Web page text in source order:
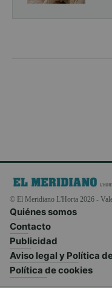
© El Meridiano L'Horta 2026 -
Quiénes somos
Contacto
Publicidad
Aviso legal y Política
Política de cookies